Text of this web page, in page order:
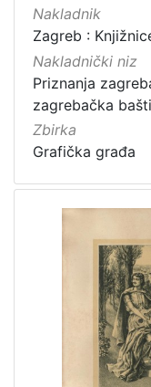
Nakladnik
Zagreb :
Nakladnički niz
Priznanja
zagrebačka
Zbirka
Grafička građa